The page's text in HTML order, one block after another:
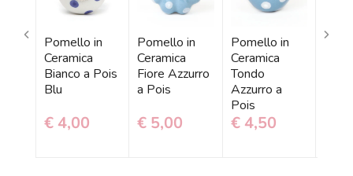
Pomello in
Ceramica
Bianco a Pois
Blu
€ 4,00
Pomello in
Ceramica
Fiore Azzurro
a Pois
€ 5,00
Pomello in
Ceramica
Tondo
Azzurro a
Pois
€ 4,50